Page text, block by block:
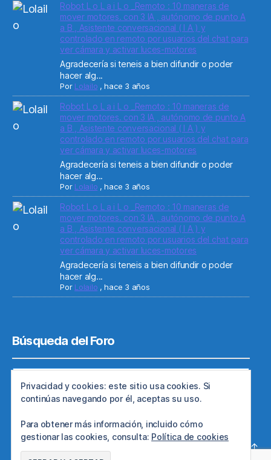
Robot L o L a i L o _Remoto : 10 maneras de
mover motores. con 3 IA , autónomo de punto A
a B , Asistente conversacional ( I A ) y
controlado en remoto por usuarios del chat para
ver cámara y activar luces-motores
Agradecería si teneis a bien difundir o poder
hacer alg...
Por Lolailo ,hace 3 años
Robot L o L a i L o _Remoto : 10 maneras de
mover motores. con 3 IA , autónomo de punto A
a B , Asistente conversacional ( I A ) y
controlado en remoto por usuarios del chat para
ver cámara y activar luces-motores
Agradecería si teneis a bien difundir o poder
hacer alg...
Por Lolailo ,hace 3 años
Robot L o L a i L o _Remoto : 10 maneras de
mover motores. con 3 IA , autónomo de punto A
a B , Asistente conversacional ( I A ) y
controlado en remoto por usuarios del chat para
ver cámara y activar luces-motores
Agradecería si teneis a bien difundir o poder
hacer alg...
Por Lolailo ,hace 3 años
Búsqueda del Foro
↑
Privacidad y cookies: este sitio usa cookies. Si
continúas navegando por él, aceptas su uso.
Para obtener más información, incluido cómo
gestionar las cookies, consulta: Política de cookies